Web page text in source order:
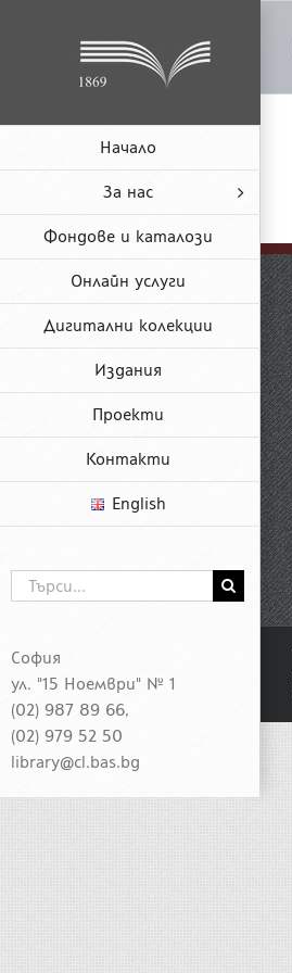
Начало
За нас
Фондове и каталози
Онлайн услуги
Дигитални колекции
Издания
Проекти
Контакти
English
София
ул. "15 Ноември" № 1
(02) 987 89 66,
(02) 979 52 50
library@cl.bas.bg
Търсене
...